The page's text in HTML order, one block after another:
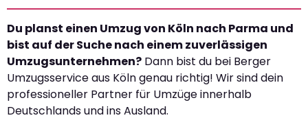
Du planst einen Umzug von Köln nach Parma und
bist auf der Suche nach einem zuverlässigen
Umzugsunternehmen? Dann bist du bei Berger
Umzugsservice aus Köln genau richtig! Wir sind dein
professioneller Partner für Umzüge innerhalb
Deutschlands und ins Ausland.